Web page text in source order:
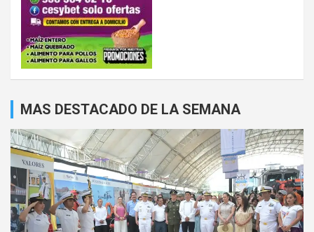
MAS DESTACADO DE LA SEMANA